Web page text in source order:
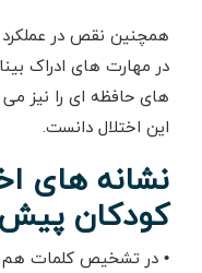
همچنین نقص در
در مهارت های ادراک
های حافظه ای را نیز می
این اختلال دانست.
نشانه های
کودکان
•در تشخیص کلمات هم